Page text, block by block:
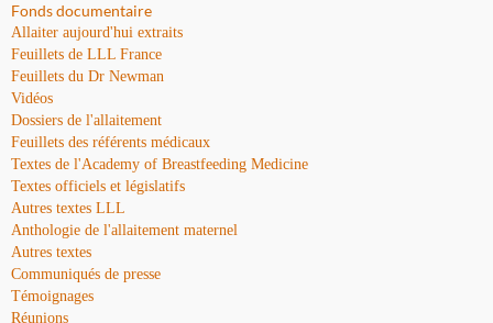
Fonds documentaire
Allaiter aujourd'hui extraits
Feuillets de LLL France
Feuillets du Dr Newman
Vidéos
Dossiers de l'allaitement
Feuillets des référents médicaux
Textes de l'Academy of Breastfeeding Medicine
Textes officiels et législatifs
Autres textes LLL
Anthologie de l'allaitement maternel
Autres textes
Communiqués de presse
Témoignages
Réunions